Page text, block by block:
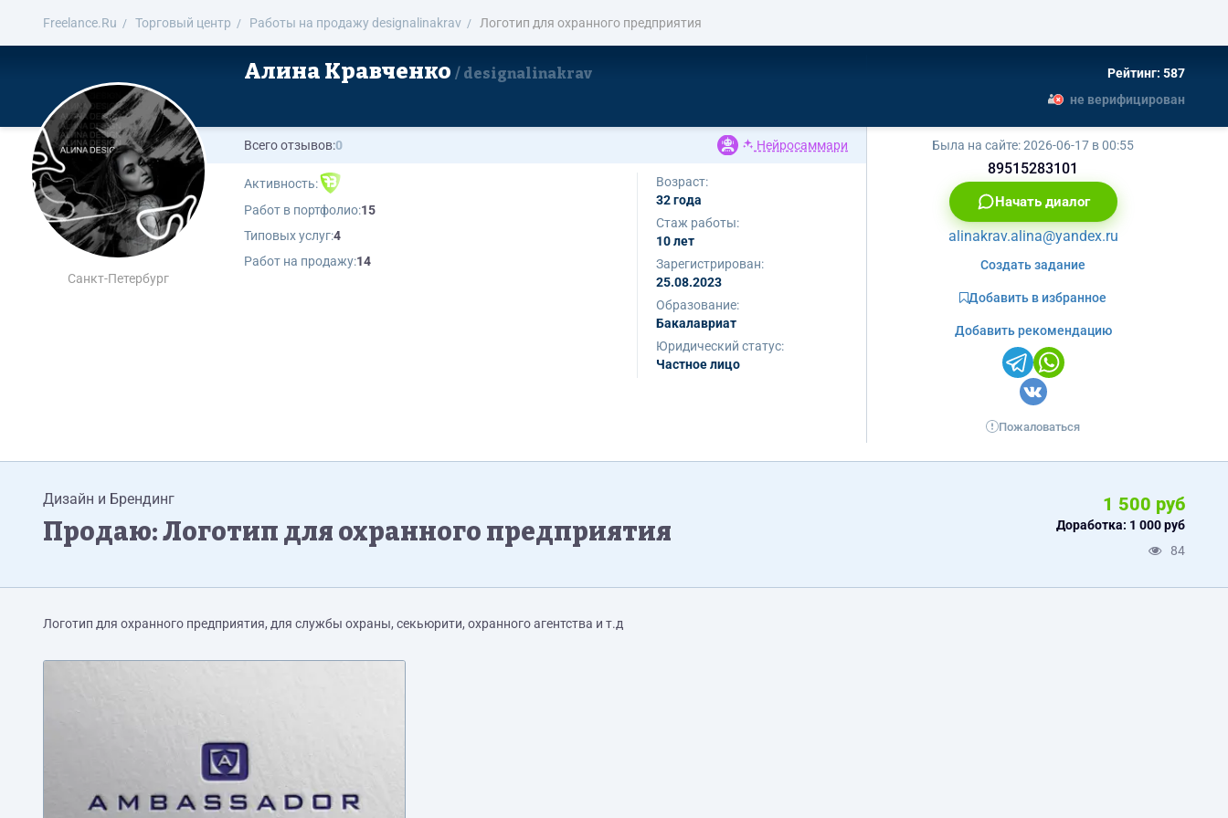
Freelance.Ru Торговый центр Работы на продажу designalinakrav Логотип для охранного предприятия
Санкт-Петербург
Алина Кравченко designalinakrav
Рейтинг: 587
не верифицирован
Всего отзывов:0 Нейросаммари
Активность:
Работ в портфолио:15
Типовых услуг:4
Работ на продажу:14
Возраст:
32 года
Стаж работы:
10 лет
Зарегистрирован:
25.08.2023
Образование:
Бакалавриат
Юридический статус:
Частное лицо
Была на сайте:2026-06-17 в 00:55
89515283101
Начать диалог
alinakrav.alina@yandex.ru
Создать задание
Добавить в избранное
Добавить рекомендацию
Пожаловаться
Дизайн и Брендинг
Продаю: Логотип для охранного предприятия
1 500 руб
Доработка: 1 000 руб
84
Логотип для охранного предприятия, для службы охраны, секьюрити, охранного агентства и т.д